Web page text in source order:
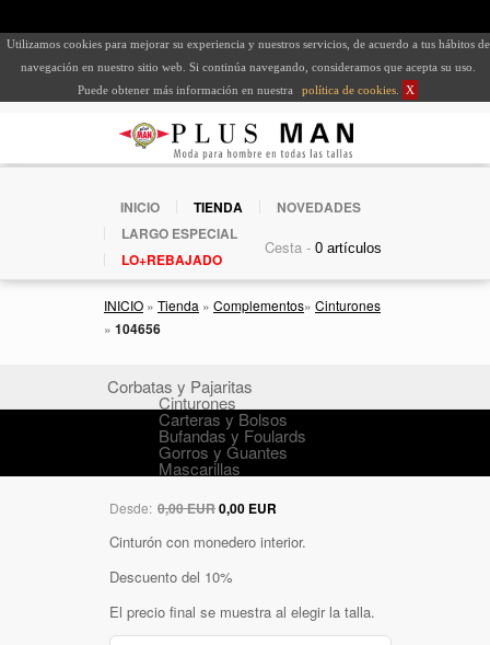
Utilizamos cookies para mejorar su experiencia y nuestros servicios, de acuerdo a tus hábitos de
navegación en nuestro sitio web. Si continúa navegando, consideramos que acepta su uso.
Puede obtener más información en nuestra
política de cookies X
INICIO TIENDA
NOVEDADES
LARGO ESPECIAL
LO+REBAJADO
Cesta -
INICIO » Tienda » Complementos» Cinturones
» 104656
Corbatas y Pajaritas
Cinturones
Carteras y Bolsos
Bufandas y Foulards
Gorros y Guantes
Mascarillas
Desde: 0,00 EUR0,00 EUR
Cinturón con monedero interior.
Descuento del 10%
El precio final se muestra al elegir la talla.